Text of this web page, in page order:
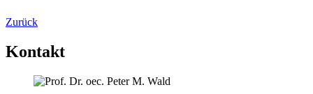
Zurück
Kontakt